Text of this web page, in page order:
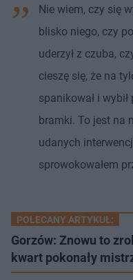
Nie wiem, czy się
blisko niego, czy
uderzył z czuba,
cieszę się, że na
spanikował i wybił
bramki. To jest na
udanych
sprowokowałem
POLECANY ARTYKUŁ:
Gorzów: Znowu to
kwart pokonały